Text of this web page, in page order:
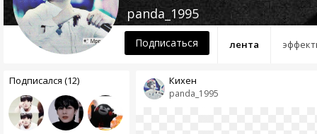
лента
panda_1995
Подписаться
Подписался (12)
panda_1995
Кихен